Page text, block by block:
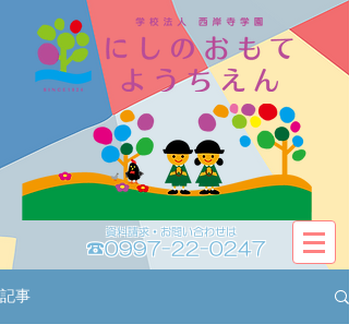
資料請求・お問い合わせは​​
☎0997-22-0247
記事